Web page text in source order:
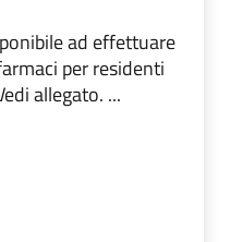
ad effettuare
per residenti
allegato. ...